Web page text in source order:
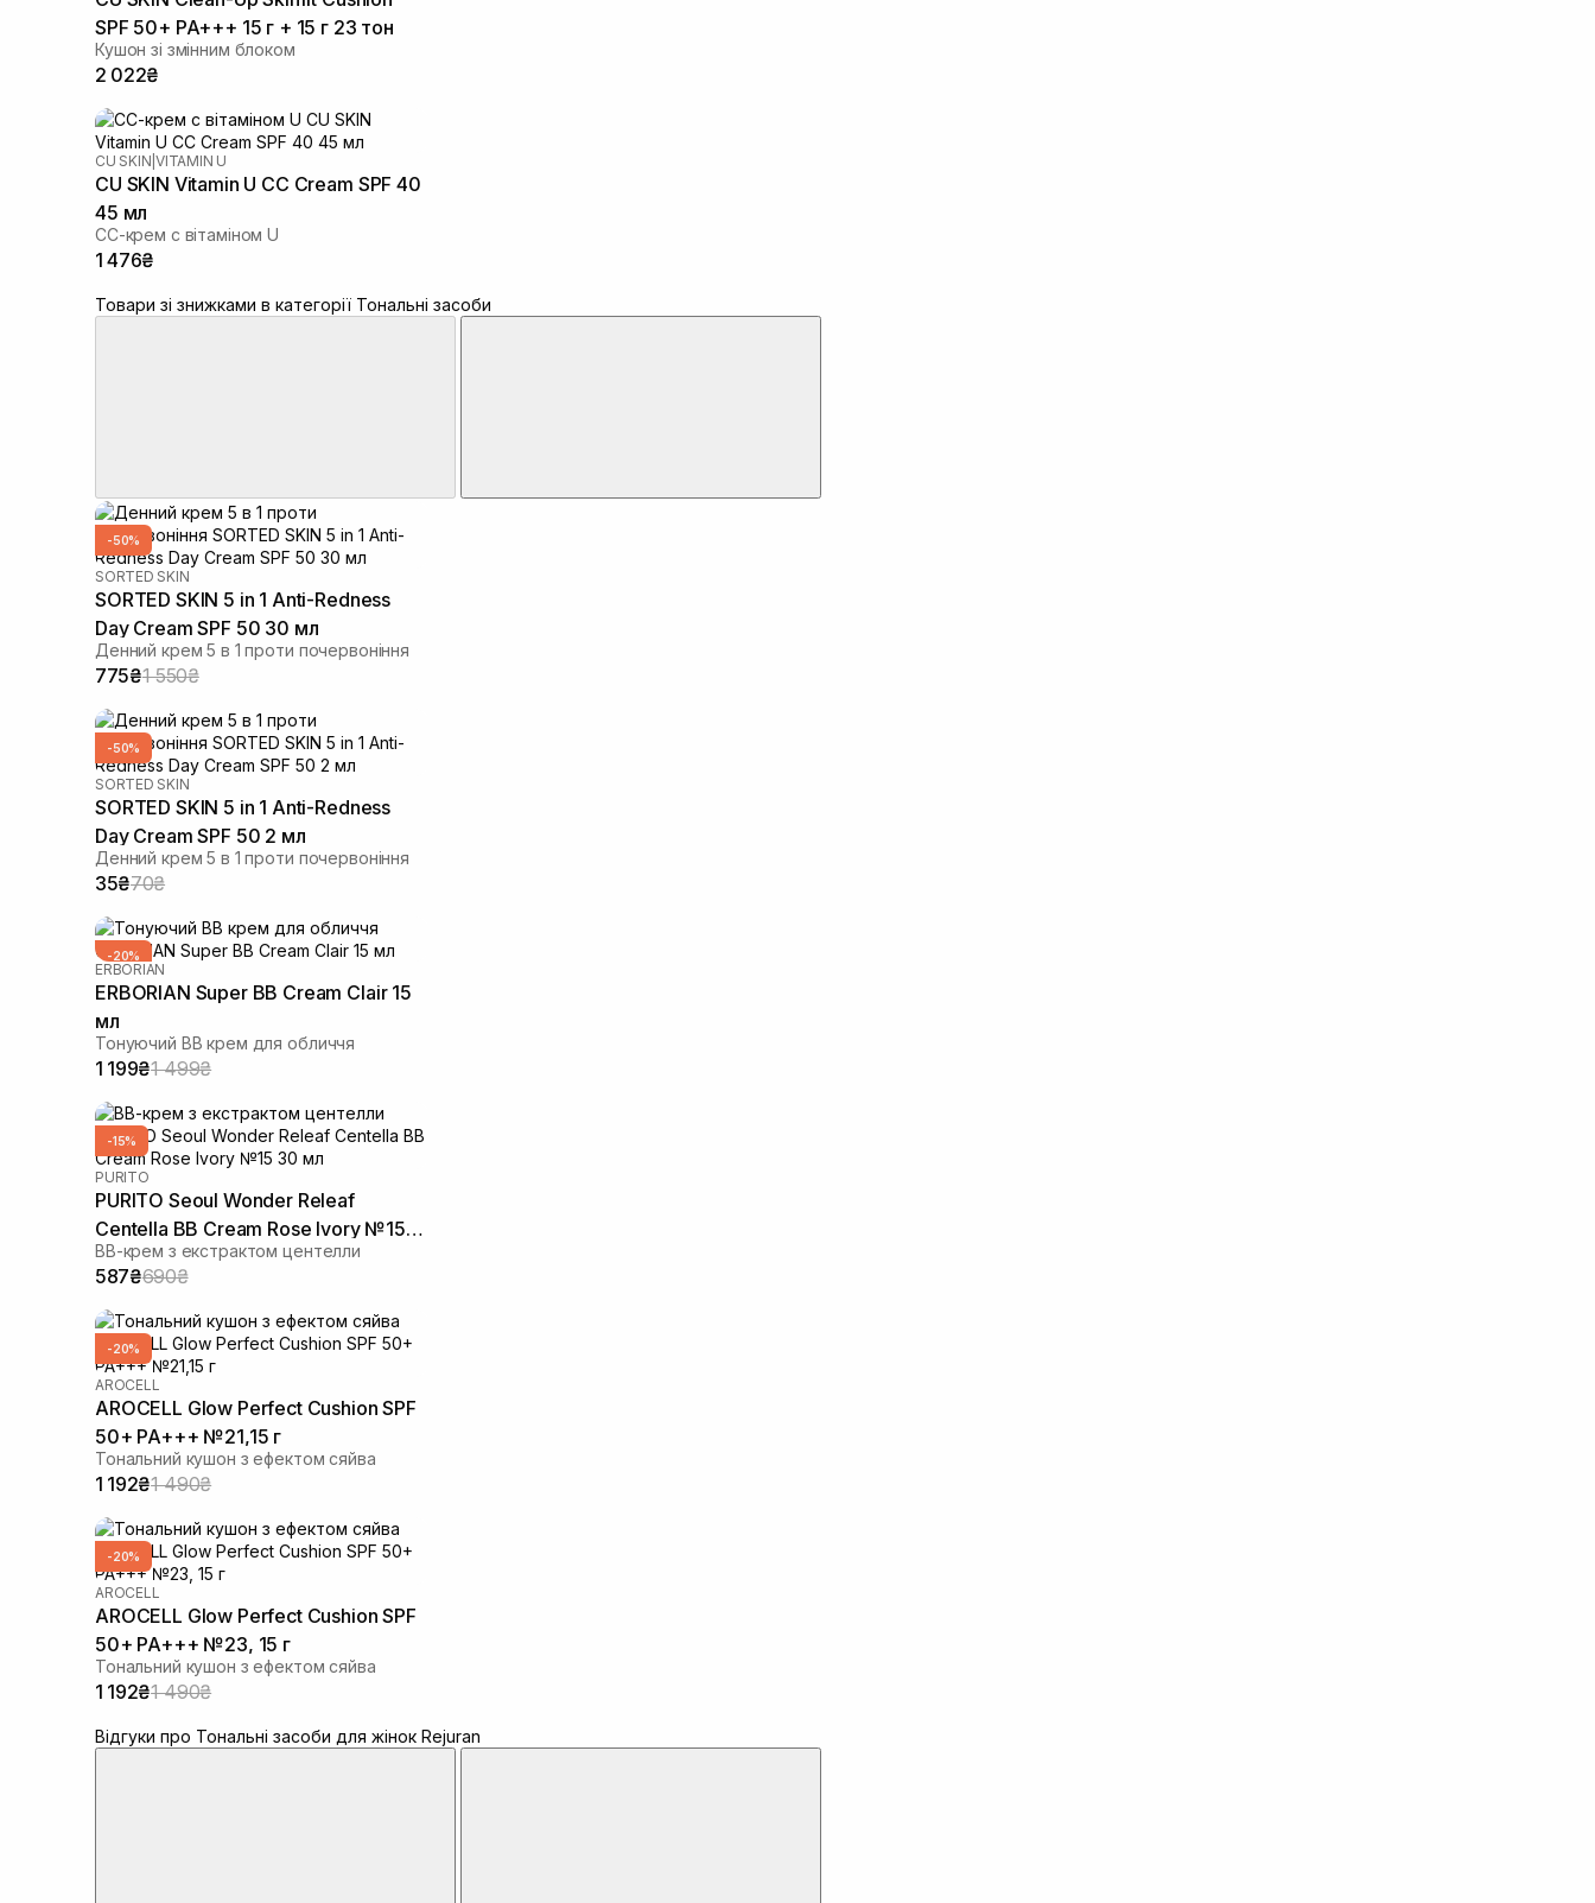
SPF 50+ PA+++ 15 г + 15 г 23 тон
Кушон зі змінним блоком
2 022₴
CU SKIN |VITAMIN U
CU SKIN Vitamin U CC Cream SPF 40
45 мл
СС-крем с вітаміном U
1 476₴
Товари зі знижками в категорії Тональні засоби
-50%
SORTED SKIN
SORTED SKIN 5 in 1 Anti-Redness
Day Cream SPF 50 30 мл
Денний крем 5 в 1 проти почервоніння
775₴1 550₴
-50%
SORTED SKIN
SORTED SKIN 5 in 1 Anti-Redness
Day Cream SPF 50 2 мл
Денний крем 5 в 1 проти почервоніння
35₴70₴
-20%
ERBORIAN
ERBORIAN Super ВВ Cream Clair 15
мл
Тонуючий BB крем для обличчя
1 199₴1 499₴
-15%
PURITO
PURITO Seoul Wonder Releaf
Centella BB Cream Rose Ivory №15
30 мл
ВВ-крем з екстрактом центелли
587₴690₴
-20%
AROCELL
AROCELL Glow Perfect Cushion SPF
50+ PA+++ №21,15 г
Тональний кушон з ефектом сяйва
1 192₴1 490₴
-20%
AROCELL
AROCELL Glow Perfect Cushion SPF
50+ PA+++ №23, 15 г
Тональний кушон з ефектом сяйва
1 192₴1 490₴
Відгуки про Тональні засоби для жінок Rejuran